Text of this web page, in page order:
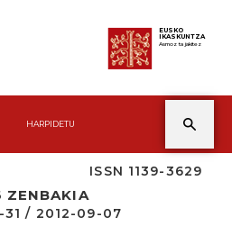
EUSKO
IKASKUNTZA
Asmoz ta jakitez
HARPIDETU
ISSN 1139-3629
ZENBAKIA
31 / 2012-09-07